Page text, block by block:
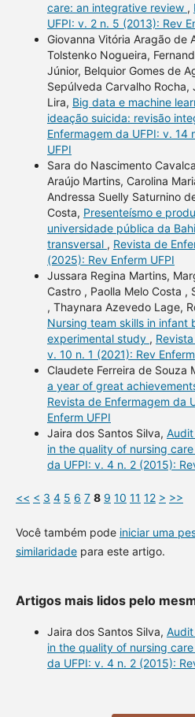
care: an integrative review ,
UFPI: v. 2 n. 5 (2013): Rev
Giovanna Vitória Aragão de
Tolstenko Nogueira,
Júnior, Belquior Gomes de
Sepúlveda Carvalho
Lira, Big data e machine
ideação suicida: revisão
Enfermagem da UFPI: v. 14
UFPI
Sara do Nascimento
Araújo Martins, Carolina
Andressa Suelly Saturnino
Costa, Presenteísmo e
universidade pública da
transversal , Revista de
(2025): Rev Enferm UFPI
Jussara Regina Martins,
Castro , Paolla Melo Costa ,
, Thaynara Azevedo Lage,
Nursing team skills in infant
experimental study ,
v. 10 n. 1 (2021): Rev
Claudete Ferreira de Souza
a year of great
Revista de Enfermagem da
Enferm UFPI
Jaira dos Santos Silva,
in the quality of nursing care
da UFPI: v. 4 n. 2 (2015):
<< < 3 4 5 6 7 8 9 10 11 12 > >>
Você também pode iniciar uma
similaridadepara este artigo.
Artigos mais lidos pelo
Jaira dos Santos Silva,
in the quality of nursing care
da UFPI: v. 4 n. 2 (2015):